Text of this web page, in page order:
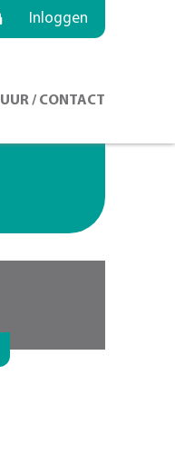
Inloggen
/ CONTACT